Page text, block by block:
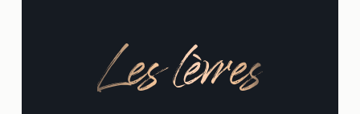
Les lèvres